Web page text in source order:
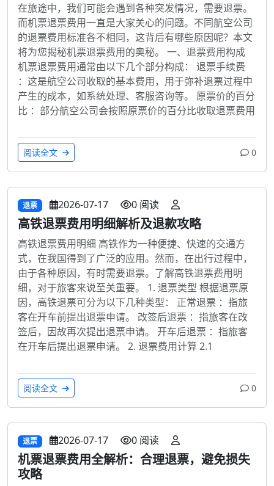
在旅途中，我们可能会遇到各种突发情况，需要退票。
而机票退票费用一直是大家关心的问题。不同航空公司
的退票费用标准各不相同，这背后有哪些原因呢？本文
将为您揭秘机票退票费用的奥秘。 一、退票费用构成
机票退票费用通常由以下几个部分构成： 退票手续费
：这是航空公司收取的基本费用，用于弥补退票过程中
产生的成本，如系统处理、客服咨询等。 原票价的百分
比 ：部分航空公司会按照原票价的百分比收取退票费用
阅读全文 0
退票 2026-07-17 0 阅读
高铁退票费用明细解析及退款攻略
高铁退票费用明细 高铁作为一种便捷、快速的交通方
式，在我国得到了广泛的应用。然而，在出行过程中，
由于各种原因，有时需要退票。了解高铁退票费用明
细，对于旅客来说至关重要。 1. 退票类型 根据退票原
因，高铁退票可分为以下几种类型： 正常退票 ：指旅
客在开车前提出退票申请。 改签后退票 ：指旅客在改
签后，因故再次提出退票申请。 开车后退票 ：指旅客
在开车后提出退票申请。 2. 退票费用计算 2.1
阅读全文 0
退票 2026-07-17 0 阅读
机票退票费用全解析：合理退票，避免损失
攻略